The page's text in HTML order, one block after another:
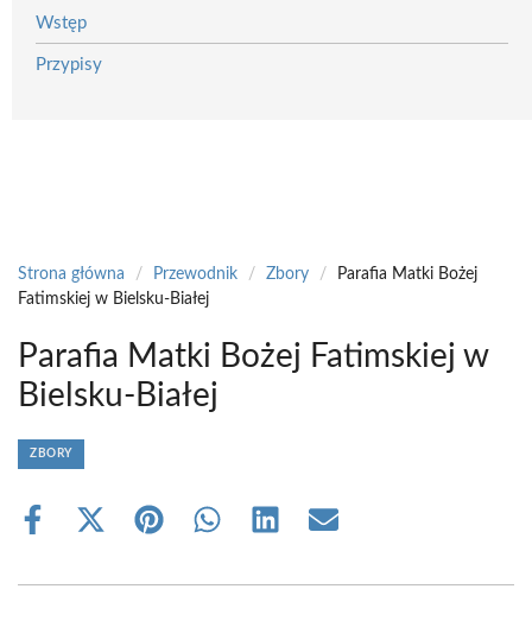
Wstęp
Przypisy
Strona główna / Przewodnik / Zbory /
Parafia Matki Bożej
Fatimskiej w Bielsku-Białej
Parafia Matki Bożej Fatimskiej w
Bielsku-Białej
ZBORY
Share
Share
(Twitter)
Share Share Share Share